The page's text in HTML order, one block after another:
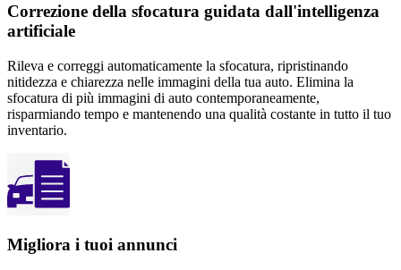
Correzione della sfocatura guidata dall'intelligenza
artificiale
Rileva e correggi automaticamente la sfocatura, ripristinando
nitidezza e chiarezza nelle immagini della tua auto. Elimina la
sfocatura di più immagini di auto contemporaneamente,
risparmiando tempo e mantenendo una qualità costante in tutto il tuo
inventario.
Migliora i tuoi annunci